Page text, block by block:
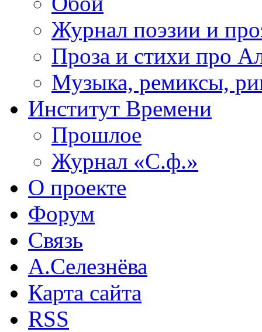
Журнал поэзии и
Проза и стихи про
Музыка, ремиксы,
Институт Времени
Прошлое
Журнал «С.ф.»
О проекте
Форум
Связь
А.Селезнёва
Карта сайта
RSS